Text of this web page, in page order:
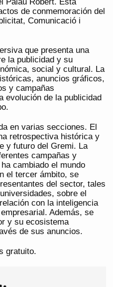
de conmemoración del
Comunicació i
que presenta una
la publicidad y su
social y cultural. La
anuncios gráficos,
y campañas
evolución de la publicidad
en varias secciones. El
retrospectiva histórica y
y futuro del Gremi. La
campañas y
cambiado el mundo
el tercer ámbito, se
del sector, tales
sobre el
con la inteligencia
Además, se
y su ecosistema
de sus anuncios.
gratuito.